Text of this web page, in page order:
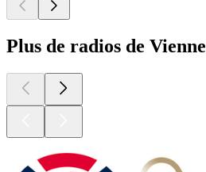
Plus de radios de Vienne